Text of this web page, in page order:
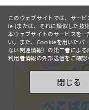
このウェブサイトでは、サー
ie (または、それに類似した技
本ウェブサイトのサービスを
い。また、Cookieを用いたパ
ない関連情報）の第三者によ
利用者情報の外部送信をご確
閉じる